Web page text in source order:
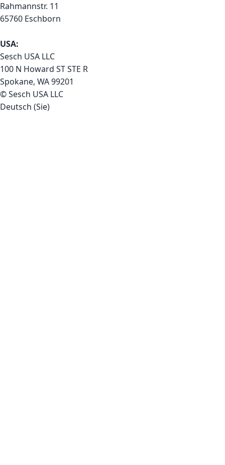
Rahmannstr. 11
65760 Eschborn
USA:
Sesch USA LLC
100 N Howard ST STE R
Spokane, WA 99201
© Sesch USA LLC
Deutsch (Sie)